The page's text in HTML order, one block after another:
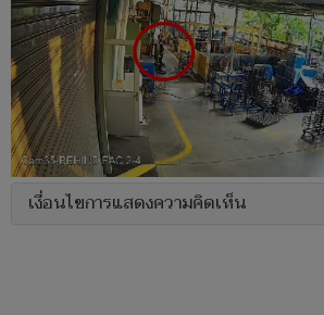
เงื่อนไขการแสดงความคิดเห็น